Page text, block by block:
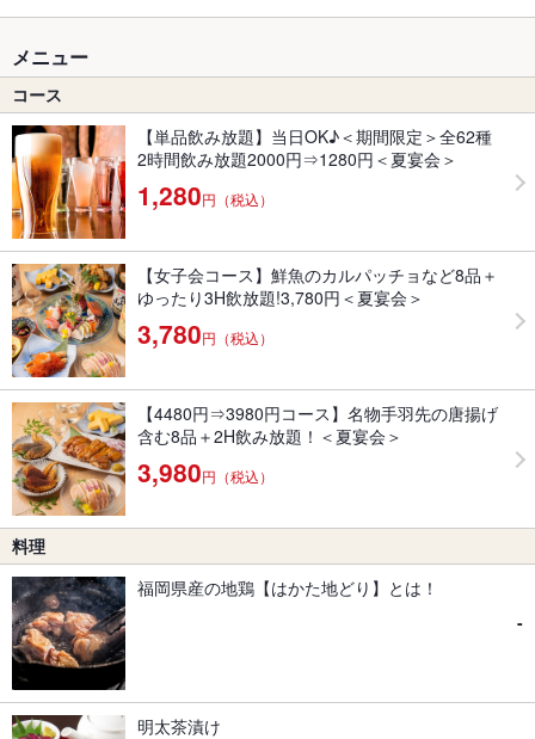
メニュー
コース
【単品飲み放題】当日OK♪＜期間限定＞全62種
2時間飲み放題2000円⇒1280円＜夏宴会＞
1,280円（税込）
【女子会コース】鮮魚のカルパッチョなど8品＋
ゆったり3H飲放題!3,780円＜夏宴会＞
3,780円（税込）
【4480円⇒3980円コース】名物手羽先の唐揚げ
含む8品＋2H飲み放題！＜夏宴会＞
3,980円（税込）
料理
福岡県産の地鶏【はかた地どり】とは！
-
明太茶漬け